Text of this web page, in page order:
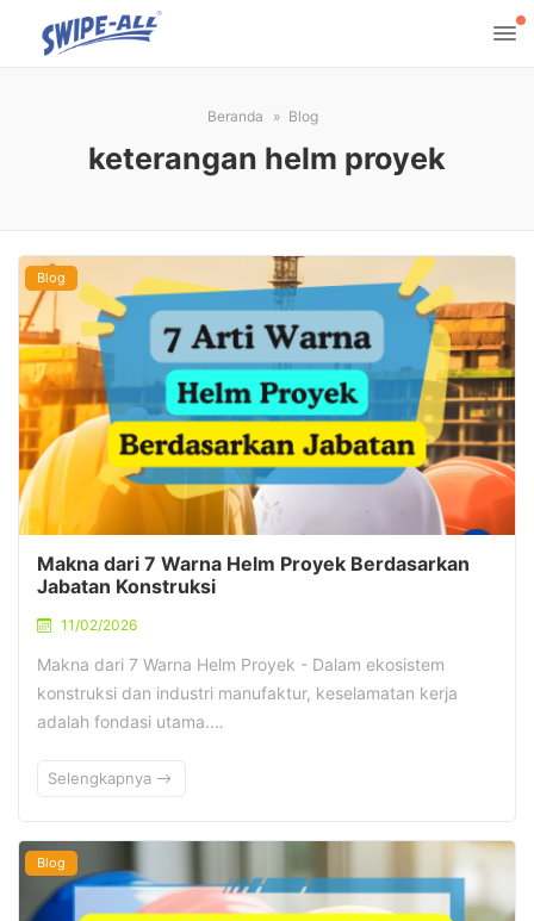
Beranda Blog
keterangan helm proyek
Blog
Makna dari 7 Warna Helm Proyek Berdasarkan
Jabatan Konstruksi
11/02/2026
Makna dari 7 Warna Helm Proyek - Dalam ekosistem
konstruksi dan industri manufaktur, keselamatan kerja
adalah fondasi utama.…
Selengkapnya
Blog